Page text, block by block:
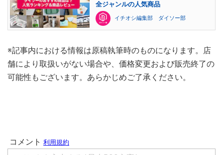
全ジャンルの人気商品
イチオシ編集部 ダイソー部
※記事内における情報は原稿執筆時のものになります。店
舗により取扱いがない場合や、価格変更および販売終了の
可能性もございます。あらかじめご了承ください。